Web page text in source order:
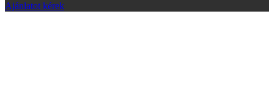
Ajánlatot kérek